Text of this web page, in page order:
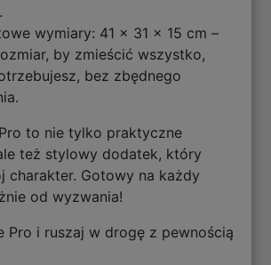
wymiary: 41 x 31 x 15 cm –
by zmieścić wszystko,
bez zbędnego
to nie tylko praktyczne
też stylowy dodatek, który
charakter. Gotowy na każdy
od wyzwania!
Pro i ruszaj w drogę z pewnością